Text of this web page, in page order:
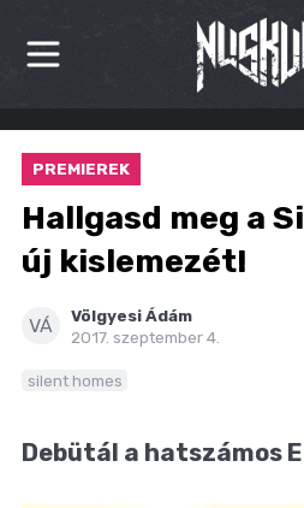
HÍREK
KRITIKÁK
BESZÁMOLÓK
MÁSVILÁG
PREMIEREK
Hallgasd meg a
új kislemezét!
VÁ
Völgyesi Ádám
2017. szeptember 4.
silent homes
Debütál a hatszámos